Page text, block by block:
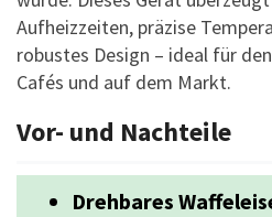
Aufheizzeiten, präzise
robustes Design – ideal für
Cafés und auf dem Markt.
Vor- und Nachteile
Drehbares